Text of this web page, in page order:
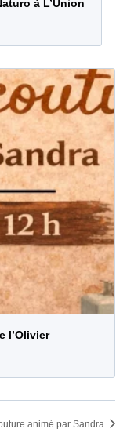
à L’Union
l’Olivier
animé par Sandra